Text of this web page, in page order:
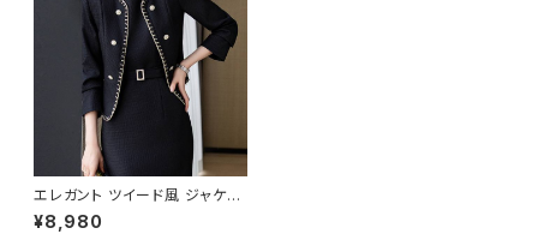
エレガント ツイード風 ジャケッ
ト セットアップ ワンピース スー
ツ風 レディース フォーマル 入学
¥8,980